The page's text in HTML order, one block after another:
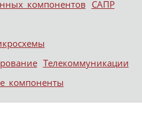
компонентов САПР
Телекоммуникации
компоненты